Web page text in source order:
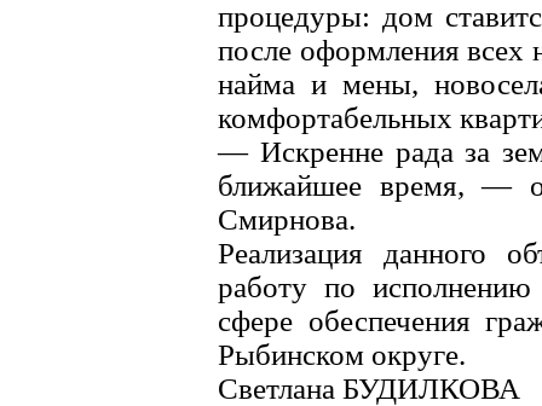
процедуры: дом
после оформления всех
найма и мены,
комфортабельных
— Искренне рада за
ближайшее время, —
Смирнова.
Реализация данного
работу по
сфере обеспечения
Рыбинском округе.
Светлана БУДИЛКОВА